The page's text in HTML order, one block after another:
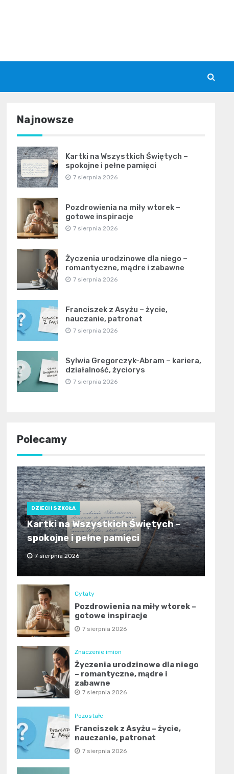
Najnowsze
Kartki na Wszystkich Świętych –
spokojne i pełne pamięci
7 sierpnia 2026
Pozdrowienia na miły wtorek –
gotowe inspiracje
7 sierpnia 2026
Życzenia urodzinowe dla niego –
romantyczne, mądre i zabawne
7 sierpnia 2026
Franciszek z Asyżu – życie,
nauczanie, patronat
7 sierpnia 2026
Sylwia Gregorczyk-Abram – kariera,
działalność, życiorys
7 sierpnia 2026
Polecamy
DZIECI I SZKOŁA
Kartki na Wszystkich Świętych –
spokojne i pełne pamięci
7 sierpnia 2026
Cytaty
Pozdrowienia na miły wtorek –
gotowe inspiracje
7 sierpnia 2026
Znaczenie imion
Życzenia urodzinowe dla niego
– romantyczne, mądre i
zabawne
7 sierpnia 2026
Pozostałe
Franciszek z Asyżu – życie,
nauczanie, patronat
7 sierpnia 2026